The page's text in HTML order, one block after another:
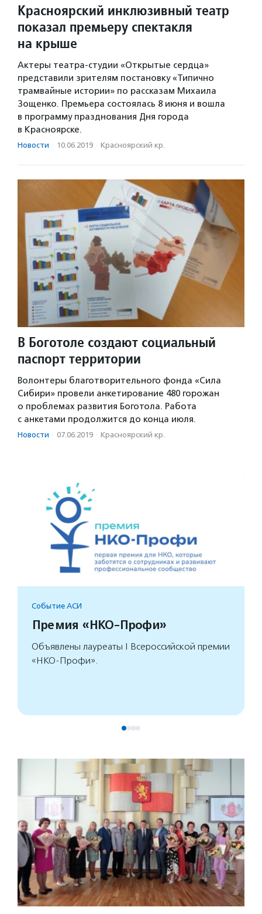
Красноярский инклюзивный театр
показал премьеру спектакля
на крыше
Актеры театра-студии «Открытые сердца»
представили зрителям постановку «Типично
трамвайные истории» по рассказам Михаила
Зощенко. Премьера состоялась 8 июня и вошла
в программу празднования Дня города
в Красноярске.
Новости · 10.06.2019 · Красноярский кр.
В Боготоле создают социальный
паспорт территории
Волонтеры благотворительного фонда «Сила
Сибири» провели анкетирование 480 горожан
о проблемах развития Боготола. Работа
с анкетами продолжится до конца июля.
Новости · 07.06.2019 · Красноярский кр.
Событие АСИ
Премия «НКО-Профи»
Объявлены лауреаты I Всероссийской премии
«НКО-Профи».